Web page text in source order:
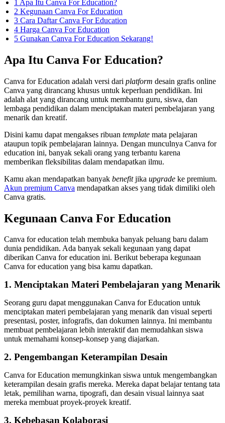
1 Apa Itu Canva For Education?
2 Kegunaan Canva For Education
3 Cara Daftar Canva For Education
4 Harga Canva For Education
5 Gunakan Canva For Education Sekarang!
Apa Itu Canva For Education?
Canva for Education adalah versi dari platform desain grafis online
Canva yang dirancang khusus untuk keperluan pendidikan. Ini
adalah alat yang dirancang untuk membantu guru, siswa, dan
lembaga pendidikan dalam menciptakan materi pembelajaran yang
menarik dan kreatif.
Disini kamu dapat mengakses ribuan template mata pelajaran
ataupun topik pembelajaran lainnya. Dengan munculnya Canva for
education ini, banyak sekali orang yang terbantu karena
memberikan fleksibilitas dalam mendapatkan ilmu.
Kamu akan mendapatkan banyak benefitjika upgrade ke premium.
Akun premium Canva mendapatkan akses yang tidak dimiliki oleh
Canva gratis.
Kegunaan Canva For Education
Canva for education telah membuka banyak peluang baru dalam
dunia pendidikan. Ada banyak sekali kegunaan yang dapat
diberikan Canva for education ini. Berikut beberapa kegunaan
Canva for education yang bisa kamu dapatkan.
1. Menciptakan Materi Pembelajaran yang Menarik
Seorang guru dapat menggunakan Canva for Education untuk
menciptakan materi pembelajaran yang menarik dan visual seperti
presentasi, poster, infografis, dan dokumen lainnya. Ini membantu
membuat pembelajaran lebih interaktif dan memudahkan siswa
untuk memahami konsep-konsep yang diajarkan.
2. Pengembangan Keterampilan Desain
Canva for Education memungkinkan siswa untuk mengembangkan
keterampilan desain grafis mereka. Mereka dapat belajar tentang tata
letak, pemilihan warna, tipografi, dan desain visual lainnya saat
mereka membuat proyek-proyek kreatif.
3. Kebebasan Kolaborasi